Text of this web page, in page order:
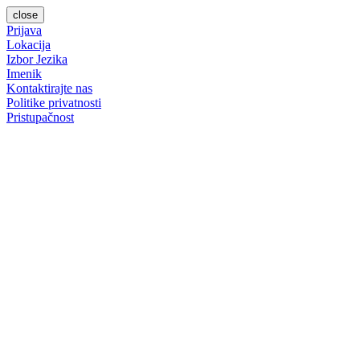
close
Prijava
Lokacija
Izbor Jezika
Imenik
Kontaktirajte nas
Politike privatnosti
Pristupačnost